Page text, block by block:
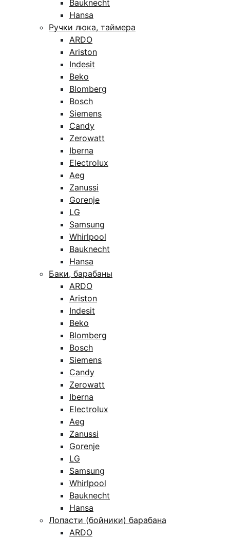
Bauknecht
Hansa
Ручки люка, таймера
ARDO
Ariston
Indesit
Beko
Blomberg
Bosch
Siemens
Candy
Zerowatt
Iberna
Electrolux
Aeg
Zanussi
Gorenje
LG
Samsung
Whirlpool
Bauknecht
Hansa
Баки, барабаны
ARDO
Ariston
Indesit
Beko
Blomberg
Bosch
Siemens
Candy
Zerowatt
Iberna
Electrolux
Aeg
Zanussi
Gorenje
LG
Samsung
Whirlpool
Bauknecht
Hansa
Лопасти (бойники) барабана
ARDO